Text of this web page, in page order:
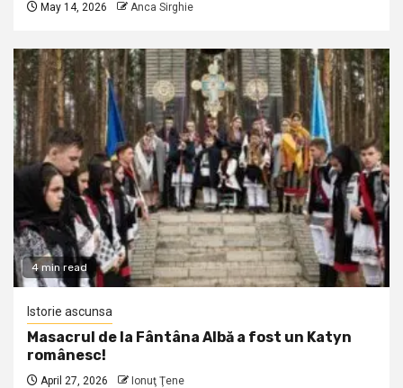
May 14, 2026 Anca Sirghie
4 min read
Istorie ascunsa
Masacrul de la Fântâna Albă a fost un Katyn
românesc!
April 27, 2026 Ionuţ Ţene